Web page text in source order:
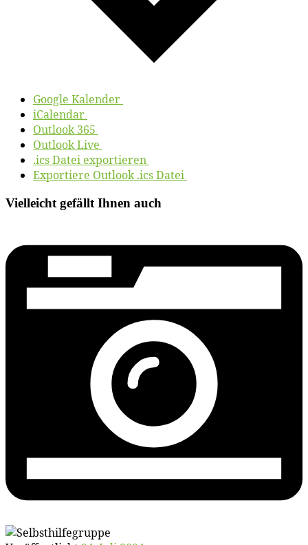
Goog­le Kalender
iCalendar
Out­look 365
Out­look Live
.ics Da­tei exportieren
Ex­por­tie­re Out­look .ics Datei
Vielleicht gefällt Ihnen auch